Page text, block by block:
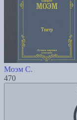
Моэм С.
470